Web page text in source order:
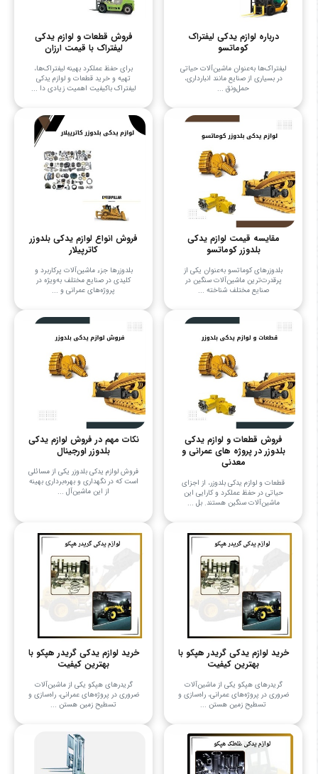
درباره لوازم یدکی لیفتراک
کوماتسو
لیفتراک‌ها به‌عنوان ماشین‌آلات حیاتی
در بسیاری از صنایع مانند انبارداری،
حمل‌ونق ...
فروش قطعات و لوازم یدکی
لیفتراک با قیمت ارزان
برای حفظ عملکرد بهینه لیفتراک‌ها،
تهیه و خرید قطعات و لوازم یدکی
لیفتراک باکیفیت اهمیت زیادی دا ...
مقایسه قیمت لوازم یدکی
بلدوزر کوماتسو
بلدوزرهای کوماتسو به‌عنوان یکی از
پرقدرت‌ترین ماشین‌آلات سنگین در
صنایع مختلف شناخته ...
فروش انواع لوازم یدکی بلدوزر
کاترپیلار
بلدوزرها جزء ماشین‌آلات پرکاربرد و
کلیدی در صنایع مختلف به‌ویژه در
پروژه‌های عمرانی و ...
فروش قطعات و لوازم یدکی
بلدوزر در پروژه های عمرانی و
معدنی
قطعات و لوازم یدکی بلدوزر، از اجزای
حیاتی در حفظ عملکرد و کارایی این
ماشین‌آلات سنگین هستند. بل ...
نکات مهم در فروش لوازم یدکی
بلدوزر اورجینال
فروش لوازم یدکی بلدوزر یکی از مسائلی
است که در نگهداری و بهره‌برداری بهینه
از این ماشین‌آل ...
خرید لوازم یدکی گریدر هپکو با
بهترین کیفیت
گریدرهای هپکو یکی از ماشین‌آلات
ضروری در پروژه‌های عمرانی، راه‌سازی و
تسطیح زمین هستن ...
خرید لوازم یدکی گریدر هپکو با
بهترین کیفیت
گریدرهای هپکو یکی از ماشین‌آلات
ضروری در پروژه‌های عمرانی، راه‌سازی و
تسطیح زمین هستن ...